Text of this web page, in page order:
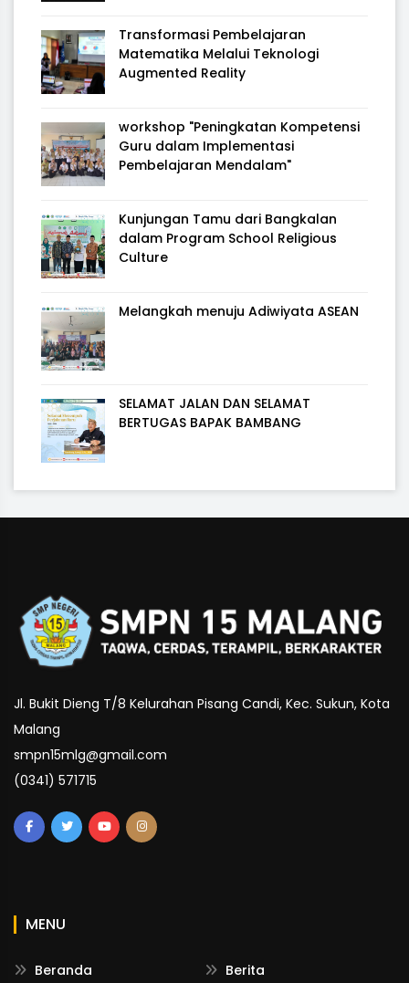
Transformasi Pembelajaran
Matematika Melalui Teknologi
Augmented Reality
workshop "Peningkatan Kompetensi
Guru dalam Implementasi
Pembelajaran Mendalam"
Kunjungan Tamu dari Bangkalan
dalam Program School Religious
Culture
Melangkah menuju Adiwiyata ASEAN
SELAMAT JALAN DAN SELAMAT
BERTUGAS BAPAK BAMBANG
Jl. Bukit Dieng T/8 Kelurahan Pisang Candi, Kec. Sukun, Kota
Malang
smpn15mlg@gmail.com
(0341) 571715
MENU
Beranda
Berita